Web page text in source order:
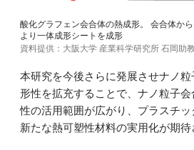
酸化グラフェン会合体の熱成形。 会合体か
より一体成形シートを成形
資料提供：大阪大学 産業科学研究所 石岡助教
本研究を今後さらに発展させナノ
形性を拡充することで、ナノ粒子
性の活用範囲が広がり、プラスチッ
新たな熱可塑性材料の実用化が期待